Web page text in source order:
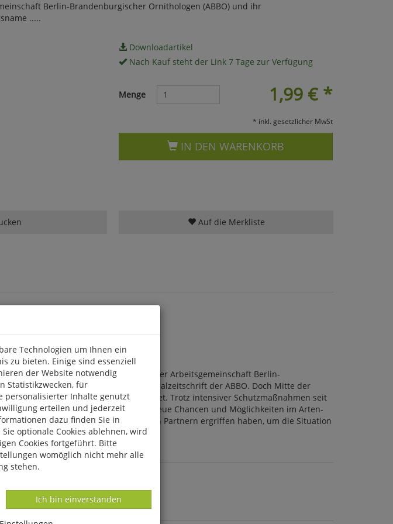
Berlin-Brandenburgischer Ornithologen (ABBO) und ihr
.....
Downloadartikel
Nach Kauf steht der Link 7 Tage zur Verfügung
1,99 €*
Menge
* inkl. gesetzlicher MwSt
IN DEN WARENKORB
Auf die Merkliste
Jahr 1983. Heute ist sie das Logo der Arbeitsgemeinschaft Berlin-
Name der ornithologischen Regionalzeitschrift der ABBO. Doch Mitte der
und ganz Deutschland verschwindet. Trotz intensiver Schutzmaßnahmen seit
Die Nachwendejahre boten neue Chancen und Möglichkeiten im Arten-
Brandenburg gemeinsam mit vielen Partnern ergriffen haben, um die Situation
Technologien um Ihnen ein
zu bieten. Einige sind essenziell
der Website notwendig
Statistikzwecken, für
personalisierter Inhalte genutzt
erteilen und jederzeit
dazu finden Sie in
optionale Cookies ablehnen, wird
Cookies fortgeführt. Bitte
womöglich nicht mehr alle
stehen.
Datenverarbeitung -
Ich bin einverstanden